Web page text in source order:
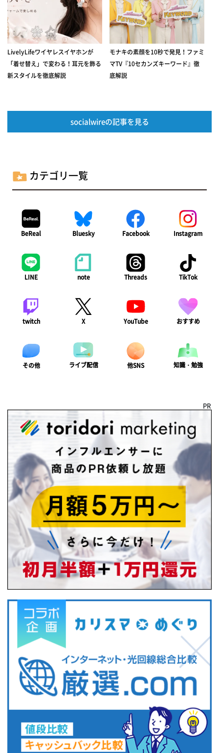
LivelyLifeワイヤレスイヤホンが
「着せ替え」で変わる！耳元を飾る
新スタイルを徹底解説
モナキの素顔を10秒で発見！ファミ
マTV『10セカンズキーワード』徹
底解説
socialwireの記事を見る
カテゴリ一覧
BeReal Bluesky Facebook Instagram
LINE note Threads TikTok
twitch X YouTube おすすめ
その他 ライブ配信 他SNS 知識・勉強
PR